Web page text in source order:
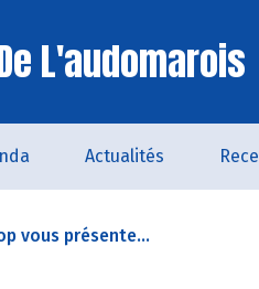
L'audomarois
Actualités
vous présente...